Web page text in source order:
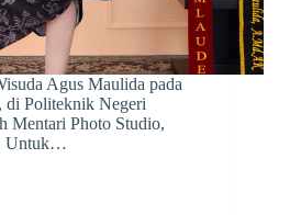
Agus Maulida pada
di Politeknik Negeri
Mentari Photo Studio,
Untuk…